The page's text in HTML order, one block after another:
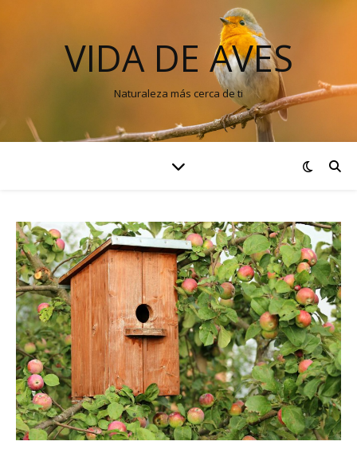
VIDA DE AVES
Naturaleza más cerca de ti